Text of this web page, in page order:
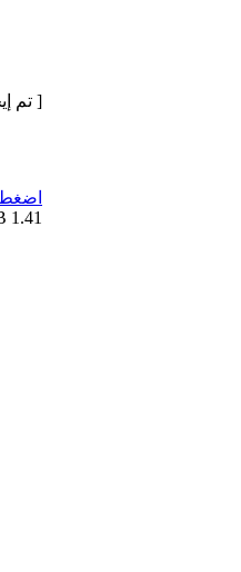
[ تم
اضغط
1.41 MB